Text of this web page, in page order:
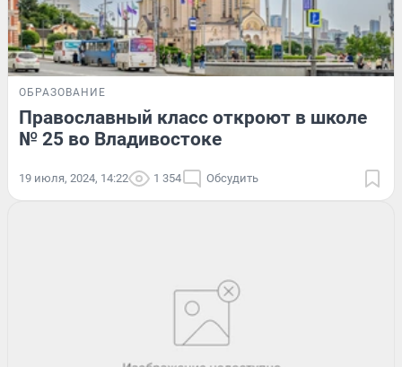
ОБРАЗОВАНИЕ
Православный класс откроют в школе
№ 25 во Владивостоке
19 июля, 2024, 14:22 1 354 Обсудить